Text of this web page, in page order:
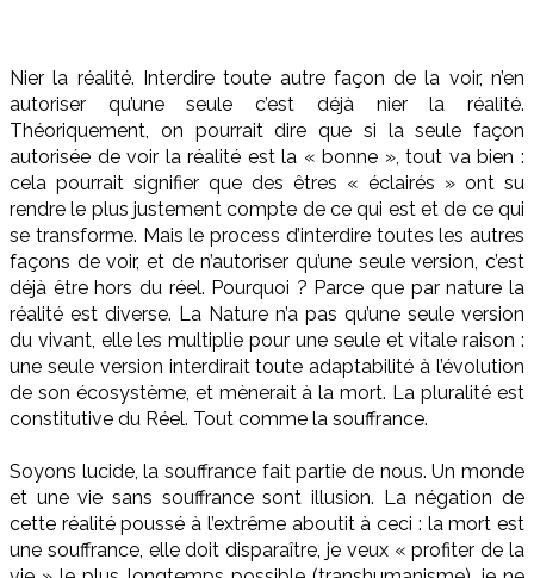
Nier la réalité. Interdire toute autre façon de la voir, n’en
autoriser qu’une seule c’est déjà nier la réalité.
Théoriquement, on pourrait dire que si la seule façon
autorisée de voir la réalité est la « bonne », tout va bien :
cela pourrait signifier que des êtres « éclairés » ont su
rendre le plus justement compte de ce qui est et de ce qui
se transforme. Mais le process d’interdire toutes les autres
façons de voir, et de n’autoriser qu’une seule version, c’est
déjà être hors du réel. Pourquoi ? Parce que par nature la
réalité est diverse. La Nature n’a pas qu’une seule version
du vivant, elle les multiplie pour une seule et vitale raison :
une seule version interdirait toute adaptabilité à l’évolution
de son écosystème, et mènerait à la mort. La pluralité est
constitutive du Réel. Tout comme la souffrance.
Soyons lucide, la souffrance fait partie de nous. Un monde
et une vie sans souffrance sont illusion. La négation de
cette réalité poussé à l’extrême aboutit à ceci : la mort est
une souffrance, elle doit disparaître, je veux « profiter de la